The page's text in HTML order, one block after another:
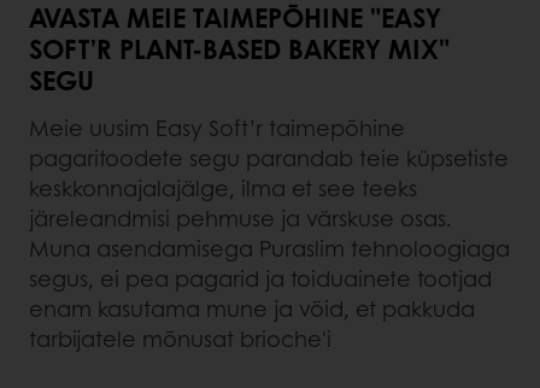
AVASTA MEIE TAIMEPÕHINE "EASY
SOFT’R PLANT-BASED BAKERY MIX"
SEGU
Meie uusim Easy Soft’r taimepõhine
pagaritoodete segu parandab teie küpsetiste
keskkonnajalajälge, ilma et see teeks
järeleandmisi pehmuse ja värskuse osas.
Muna asendamisega Puraslim tehnoloogiaga
segus, ei pea pagarid ja toiduainete tootjad
enam kasutama mune ja võid, et pakkuda
tarbijatele mõnusat brioche'i